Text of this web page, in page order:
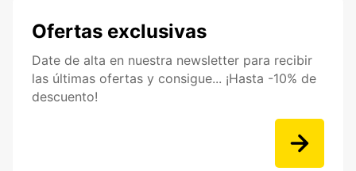
Ofertas exclusivas
Date de alta en nuestra newsletter para recibir
las últimas ofertas y consigue... ¡Hasta -10% de
descuento!